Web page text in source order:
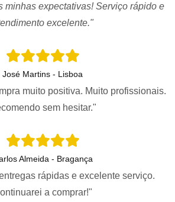
minhas expectativas! Serviço rápido e
excelente."
José Martins - Lisboa
muito positiva. Muito profissionais.
sem hesitar."
Almeida - Bragança
rápidas e excelente serviço.
a comprar!"